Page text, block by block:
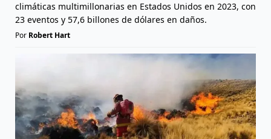
climáticas multimillonarias en Estados Unidos en 2023, con
23 eventos y 57,6 billones de dólares en daños.
Por Robert Hart